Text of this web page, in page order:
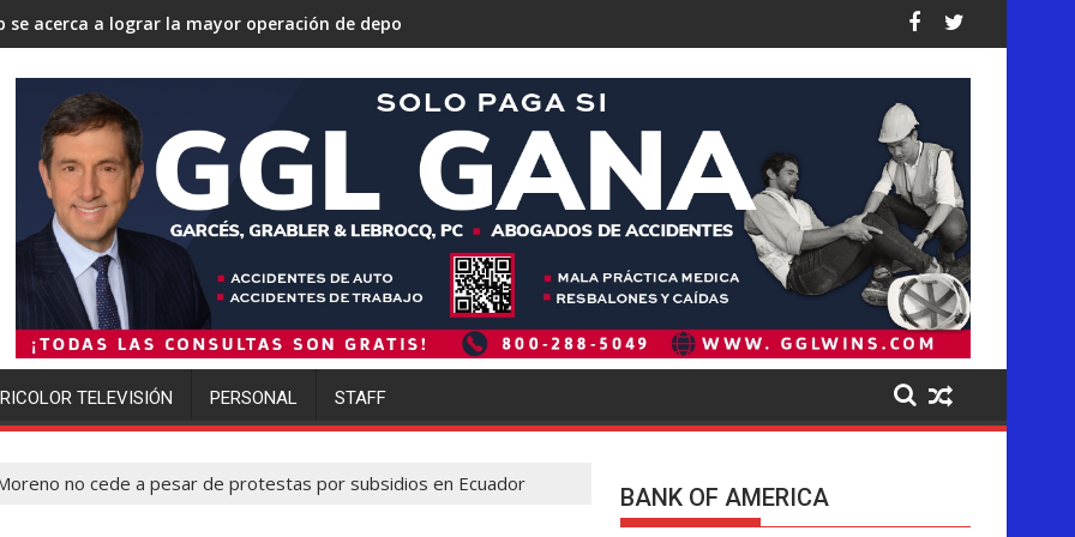
la mayor operación de deportaciones de la historia de Estados Unidos: así están las cifras
Ofensiva migratoria de Trump golpea de forma desproporcionada a los latinos en EE. UU.,
Pistas del presunto autor intelectual
TELEVISIÓN PERSONAL STAFF
no cede a pesar de protestas por subsidios en Ecuador BANK OF AMERICA